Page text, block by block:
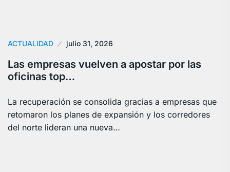
ACTUALIDAD julio 31, 2026
Las empresas vuelven a apostar por las
oficinas top…
La recuperación se consolida gracias a empresas que
retomaron los planes de expansión y los corredores
del norte lideran una nueva…